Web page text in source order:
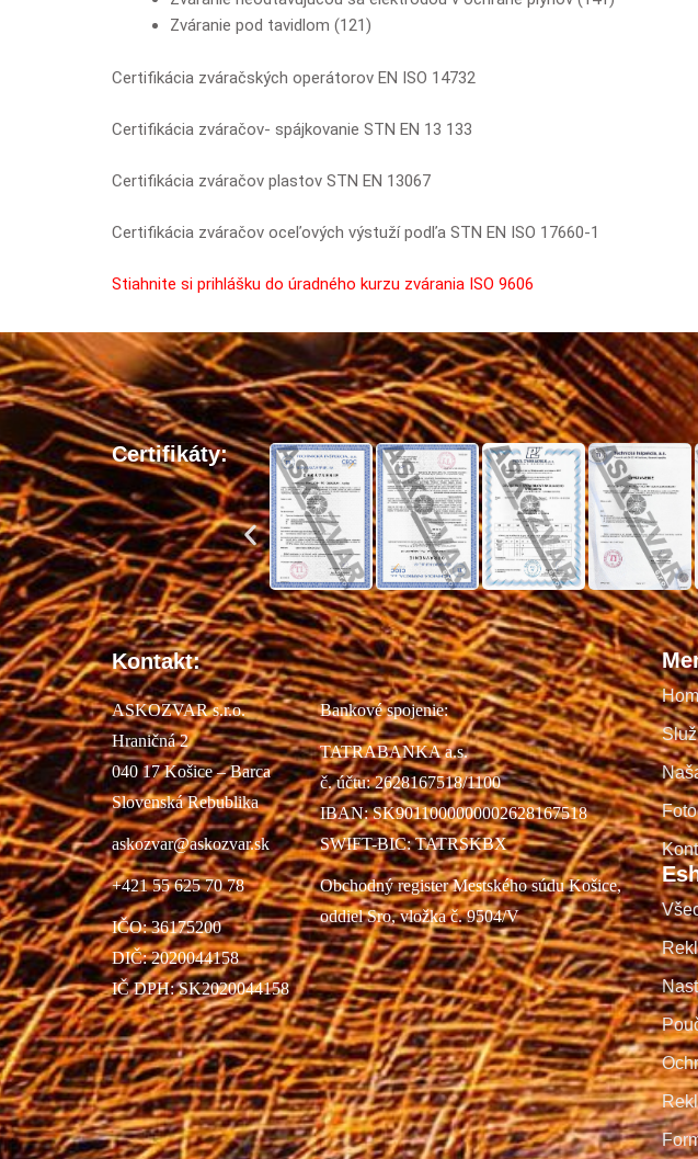
Zváranie pod tavidlom (121)
Certifikácia zváračských operátorov EN ISO 14732
Certifikácia zváračov- spájkovanie STN EN 13 133
Certifikácia zváračov plastov STN EN 13067
Certifikácia zváračov oceľových výstuží podľa STN EN ISO 17660-1
Stiahnite si prihlášku do úradného kurzu zvárania ISO 9606
Certifikáty:
Kontakt:
ASKOZVAR s.r.o.
Hraničná 2
040 17 Košice – Barca
Slovenská Rebublika
askozvar@askozvar.sk
+421 55 625 70 78
IČO: 36175200
DIČ: 2020044158
IČ DPH: SK2020044158
Bankové spojenie:
TATRABANKA a.s.
č. účtu: 2628167518/1100
IBAN: SK9011000000002628167518
SWIFT-BIC: TATRSKBX
Obchodný register Mestského súdu Košice,
oddiel Sro, vložka č. 9504/V